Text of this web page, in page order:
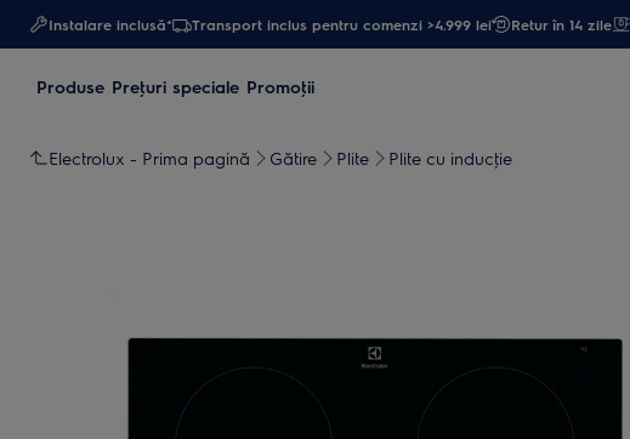
Instalare inclusă* Transport inclus pentru comenzi >4.999 lei Retur în 14 zile
Produse Preţuri speciale Promoţii
Electrolux - Prima pagină Gătire Plite Plite cu inducţie